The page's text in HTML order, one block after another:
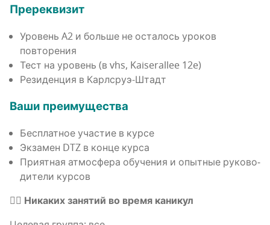
Пре­ре­кви­зит
Уро­вень A2 и боль­ше не оста­лось уро­ков
повторения
Тест на уро­вень (в vhs, Kaiserallee 12e)
Рези­ден­ция в Карлсруэ-Штадт
Ваши пре­иму­ще­ства
Бес­плат­ное уча­стие в курсе
Экза­мен DTZ в кон­це курса
При­ят­ная атмо­сфе­ра обу­че­ния и опыт­ные руко­во­
ди­те­ли курсов
👉🏼 Ника­ких заня­тий во вре­мя каникул